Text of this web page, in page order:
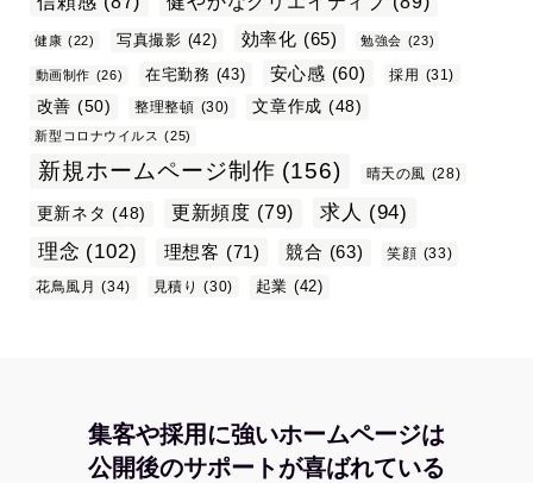
健康 (22) 写真撮影 (42) 効率化 (65) 勉強会 (23)
動画制作 (26) 在宅勤務 (43) 安心感 (60) 採用 (31)
改善 (50) 整理整頓 (30) 文章作成 (48)
新型コロナウイルス (25)
新規ホームページ制作 (156) 晴天の風 (28)
更新ネタ (48) 更新頻度 (79) 求人 (94)
理念 (102) 理想客 (71) 競合 (63) 笑顔 (33)
花鳥風月
(34) 見積り (30) 起業 (42)
集客や採用に強いホームページは
公開後のサポートが喜ばれている